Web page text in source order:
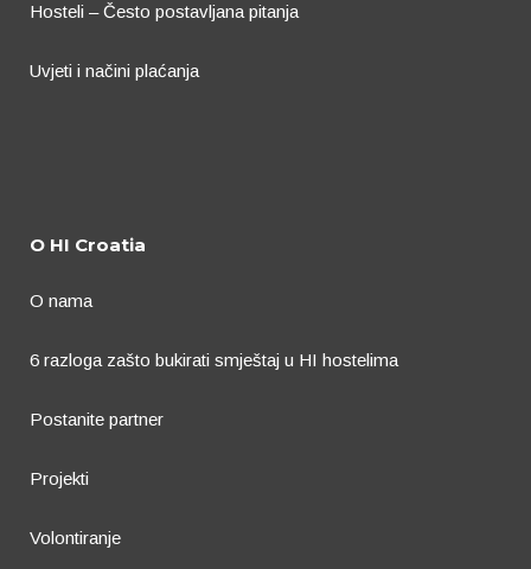
Hosteli – Često postavljana pitanja
Uvjeti i načini plaćanja
O HI Croatia
O nama
6 razloga zašto bukirati smještaj u HI hostelima
Postanite partner
Projekti
Volontiranje